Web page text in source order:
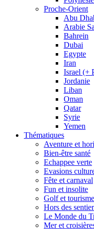
Proche-Orient
Abu
Arabie
Bahrein
Dubai
Egypte
Iran
Israel (+
Jordanie
Liban
Oman
Qatar
Syrie
Yemen
Thématiques
Aventure et
Bien-être santé
Echappee verte
Evasions
Fête et carnaval
Fun et insolite
Golf et tourisme
Hors des
Le Monde du
Mer et